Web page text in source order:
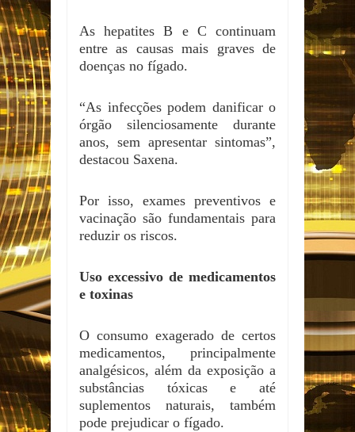
As hepatites B e C continuam
entre as causas mais graves de
doenças no fígado.
“As infecções podem danificar o
órgão silenciosamente durante
anos, sem apresentar sintomas”,
destacou Saxena.
Por isso, exames preventivos e
vacinação são fundamentais para
reduzir os riscos.
Uso excessivo de medicamentos
e toxinas
O consumo exagerado de certos
medicamentos, principalmente
analgésicos, além da exposição a
substâncias tóxicas e até
suplementos naturais, também
pode prejudicar o fígado.